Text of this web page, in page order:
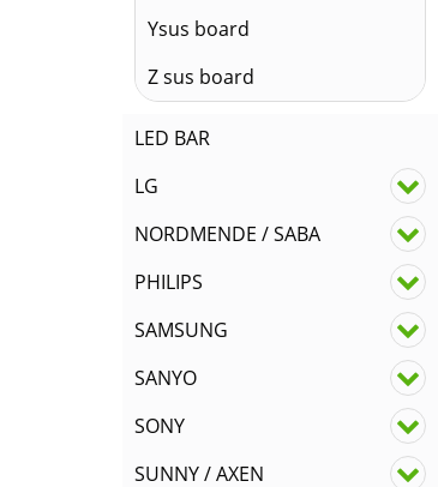
Ysus board
Z sus board
LED BAR
LG
NORDMENDE / SABA
PHILIPS
SAMSUNG
SANYO
SONY
SUNNY / AXEN